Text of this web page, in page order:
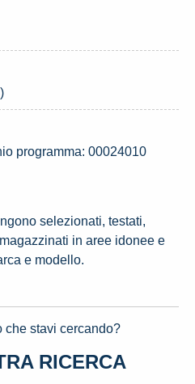
programma: 00024010
selezionati, testati,
in aree idonee e
e modello.
che stavi cercando?
RICERCA